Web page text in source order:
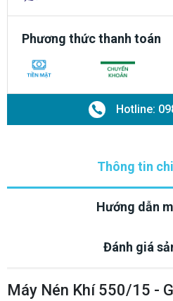
Phương thức thanh toán
Hotline:
Thông tin
Hướng dẫn
Đánh giá
Máy Nén Khí 550/15 -